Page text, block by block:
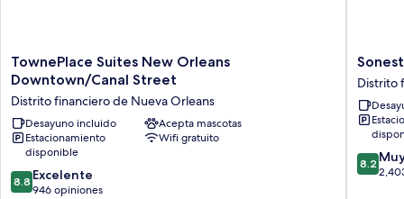
TownePlace
Suites
Orleans
Downtown/Canal
Street
Distrito
financiero
de
TownePlace Suites New Orleans
Downtown/Canal Street
Distrito financiero de Nueva Orleans
Desayuno incluido
Acepta mascotas
Estacionamiento
disponible
Wifi gratuito
8.8
de
8.8 Excelente
946 opiniones
Sonesta
ES
Suites
New
Orleans
Distrito
Distrito
8.2
de
8.2